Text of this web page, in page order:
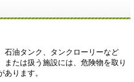
油タンク、タンクローリーなど
たは扱う施設には、危険物を取り
ります。